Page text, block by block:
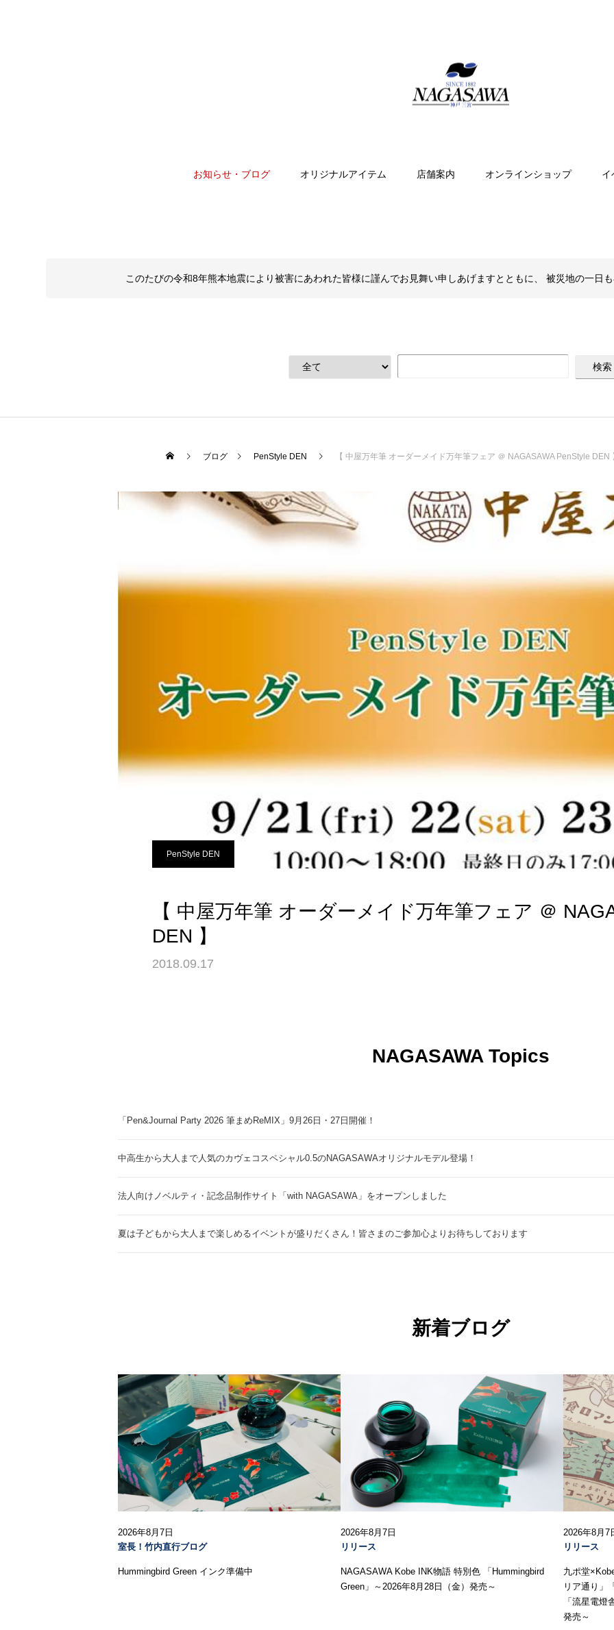
お知らせ・ブログ オリジナルアイテム 店舗案内 オンラインショップ イ
このたびの令和8年熊本地震により被害にあわれた皆様に謹んでお見舞い申しあげますとともに、 被災地の一日
ブログ PenStyle DEN 【 中屋万年筆 オーダーメイド万年筆フェア ＠ NAGASAWA PenStyle DEN
PenStyle DEN
【 中屋万年筆 オーダーメイド万年筆フェア ＠
DEN 】
2018.09.17
NAGASAWA Topics
「Pen&Journal Party 2026 筆まめReMIX」9月26日・27日開催！
中高生から大人まで人気のカヴェコスペシャル0.5のNAGASAWAオリジナルモデル登場！
法人向けノベルティ・記念品制作サイト「with NAGASAWA」をオープンしました
夏は子どもから大人まで楽しめるイベントが盛りだくさん！皆さまのご参加心よりお待ちしております
新着ブログ
2026年8月7日
室長！竹内直行ブログ
Hummingbird Green インク準備中
2026年8月7日
リリース
NAGASAWA Kobe INK物語 特別色 「Hummingbird
Green」～2026年8月28日（金）発売～
2026年8月7
リリース
九ポ堂
リア通り」
「流星電
発売～